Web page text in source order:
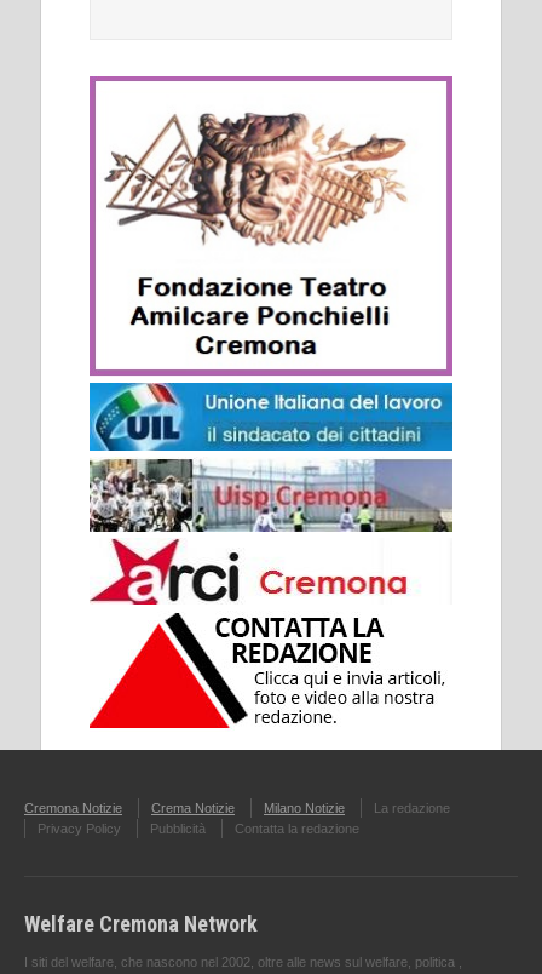
Cremona Notizie Crema Notizie Milano Notizie
La redazione
Privacy Policy
Pubblicità Contatta la redazione
Welfare Cremona Network
I siti del welfare, che nascono nel 2002, oltre alle news sul welfare, politica ,